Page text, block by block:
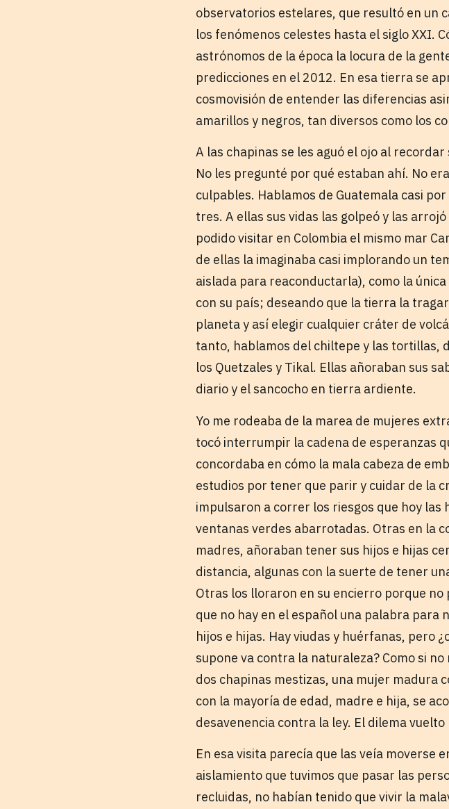
observatorios estelares, que resultó en un
los fenómenos celestes hasta el siglo XXI.
astrónomos de la época la locura de la
predicciones en el 2012. En esa tierra se
cosmovisión de entender las diferencias
amarillos y negros, tan diversos como los
A las chapinas se les aguó el ojo al
No les pregunté por qué estaban ahí. No
culpables. Hablamos de Guatemala casi
tres. A ellas sus vidas las golpeó y las
podido visitar en Colombia el mismo mar
de ellas la imaginaba casi implorando un
aislada para reaconductarla), como la
con su país; deseando que la tierra la
planeta y así elegir cualquier cráter de
tanto, hablamos del chiltepe y las tortillas,
los Quetzales y Tikal. Ellas añoraban sus
diario y el sancocho en tierra ardiente.
Yo me rodeaba de la marea de mujeres
tocó interrumpir la cadena de esperanzas
concordaba en cómo la mala cabeza de
estudios por tener que parir y cuidar de la
impulsaron a correr los riesgos que hoy
ventanas verdes abarrotadas. Otras en la
madres, añoraban tener sus hijos e hijas
distancia, algunas con la suerte de tener
Otras los lloraron en su encierro porque
que no hay en el español una palabra para
hijos e hijas. Hay viudas y huérfanas, pero
supone va contra la naturaleza? Como si
dos chapinas mestizas, una mujer madura
con la mayoría de edad, madre e hija, se
desavenencia contra la ley. El dilema vuelto
En esa visita parecía que las veía moverse
aislamiento que tuvimos que pasar las
recluidas, no habían tenido que vivir la